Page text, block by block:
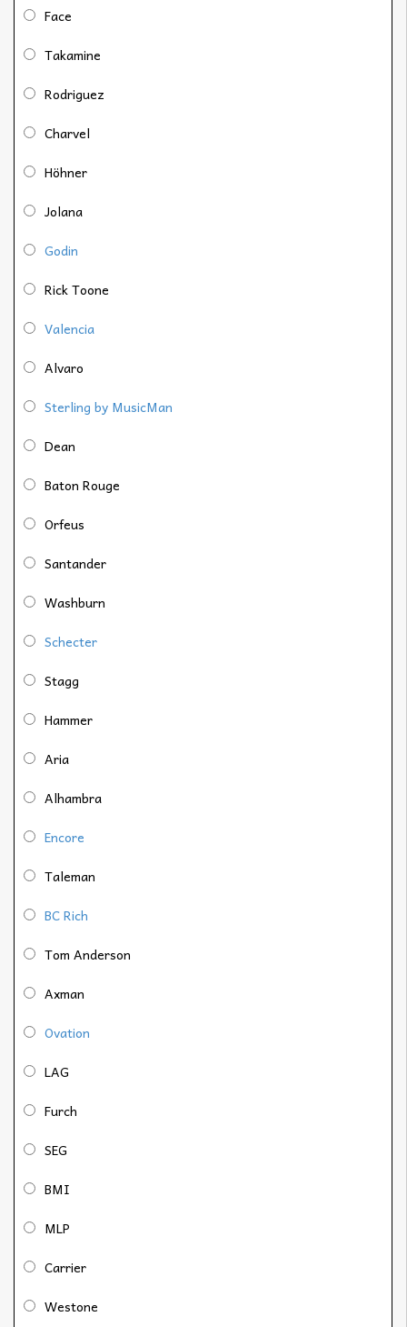
Face
Takamine
Rodriguez
Charvel
Höhner
Jolana
Godin
Rick Toone
Valencia
Alvaro
Sterling by MusicMan
Dean
Baton Rouge
Orfeus
Santander
Washburn
Schecter
Stagg
Hammer
Aria
Alhambra
Encore
Taleman
BC Rich
Tom Anderson
Axman
Ovation
LAG
Furch
SEG
BMI
MLP
Carrier
Westone